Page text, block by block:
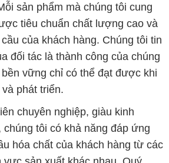
sản phẩm mà chúng tôi cung
tiêu chuẩn chất lượng cao và
của khách hàng. Chúng tôi tin
đối tác là thành công của chúng
vững chỉ có thể đạt được khi
phát triển.
chuyên nghiệp, giàu kinh
chúng tôi có khả năng đáp ứng
hóa chất của khách hàng từ các